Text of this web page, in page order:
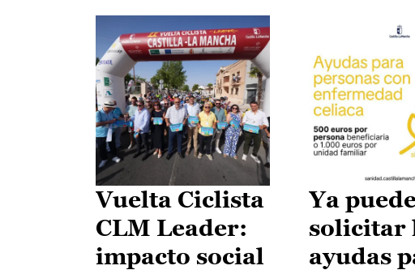
Vuelta Ciclista
CLM Leader:
impacto social
Ya
solicitar
ayudas